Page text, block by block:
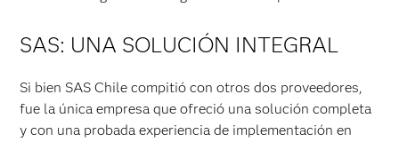
SAS: UNA SOLUCIÓN INTEGRAL
Si bien SAS Chile compitió con otros dos proveedores,
fue la única empresa que ofreció una solución completa
y con una probada experiencia de implementación en